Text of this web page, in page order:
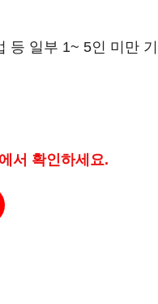
등 일부 1~ 5인 미만
서 확인하세요.